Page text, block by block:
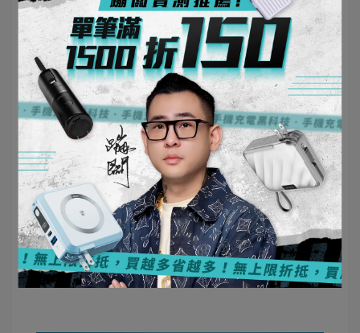
動電源有額外要求：
✔ 行動電源須個別裝在透明夾鏈袋內
✔ 端口須貼上絕緣膠帶，避免短路
✔ 飛行過程中禁止使用行動電源
🔺 超過100Wh 需獲航空公司批准，超過160Wh 禁
止攜帶！
🔺 建議登機前確認行動電源規格標示清楚，避免安
檢受阻！